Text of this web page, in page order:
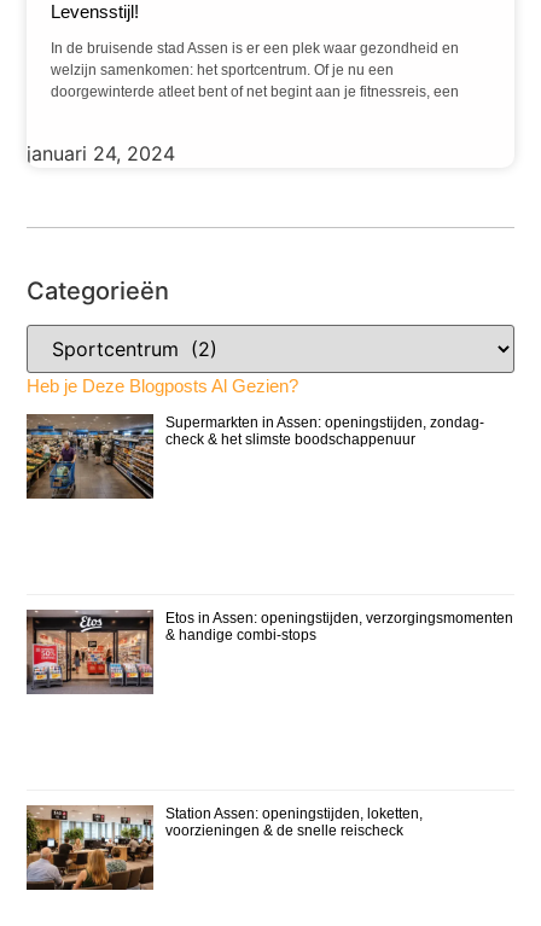
Categorieën
Heb je Deze Blogposts Al Gezien?
Supermarkten in Assen: openingstijden, zondag-
check & het slimste boodschappenuur
Etos in Assen: openingstijden, verzorgingsmomenten
& handige combi-stops
Station Assen: openingstijden, loketten,
voorzieningen & de snelle reischeck
Levensstijl!
In de bruisende stad Assen is er een plek waar gezondheid en
welzijn samenkomen: het sportcentrum. Of je nu een
doorgewinterde atleet bent of net begint aan je fitnessreis, een
januari 24, 2024